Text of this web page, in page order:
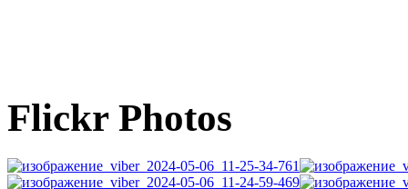
Flickr Photos